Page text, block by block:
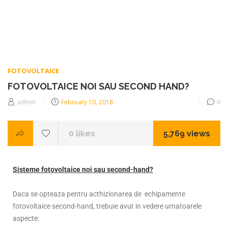
FOTOVOLTAICE
FOTOVOLTAICE NOI SAU SECOND HAND?
admin February 10, 2018 0
0 likes 5,769 views
Sisteme fotovoltaice noi sau second-hand?
Daca se opteaza pentru acthizionarea de echipamente
fotovoltaice second-hand, trebuie avut in vedere urnatoarele
aspecte: